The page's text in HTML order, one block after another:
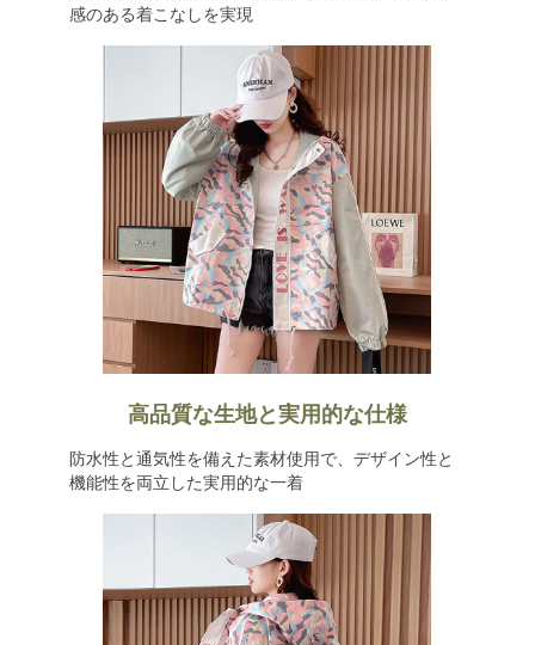
感のある着こなしを実現
高品質な生地と実用的な仕様
防水性と通気性を備えた素材使用で、デザイン性と
機能性を両立した実用的な一着